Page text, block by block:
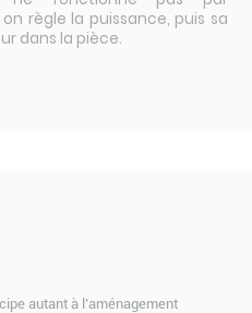
règle la puissance, puis sa
dans la pièce.
autant à l’aménagement